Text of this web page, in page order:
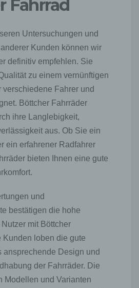
Fahrrad
Untersuchungen und
Kunden können wir
definitiv empfehlen. Sie
zu einem vernünftigen
verschiedene Fahrer und
Böttcher Fahrräder
ihre Langlebigkeit,
aus. Ob Sie ein
ein erfahrener Radfahrer
bieten Ihnen eine gute
und
bestätigen die hohe
mit Böttcher
Kunden loben die gute
ansprechende Design und
der Fahrräder. Die
Modellen und Varianten